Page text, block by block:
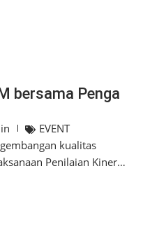
bersama Penga
EVENT
kualitas
Penilaian Kiner…